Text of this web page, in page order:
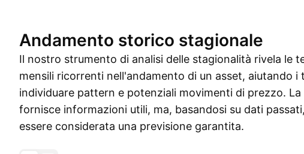
Andamento storico stagionale
Il nostro strumento di analisi delle stagionalità rivela le
mensili ricorrenti nell'andamento di un asset, aiutando i
individuare pattern e potenziali movimenti di prezzo.
fornisce informazioni utili, ma, basandosi su dati
essere considerata una previsione garantita.